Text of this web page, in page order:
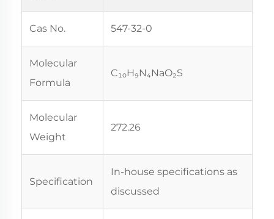
Cas No. 547-32-0
Molecular
Formula
C₁₀H₉N₄NaO₂S
Molecular
Weight
272.26
Specification
In-house specifications as
discussed